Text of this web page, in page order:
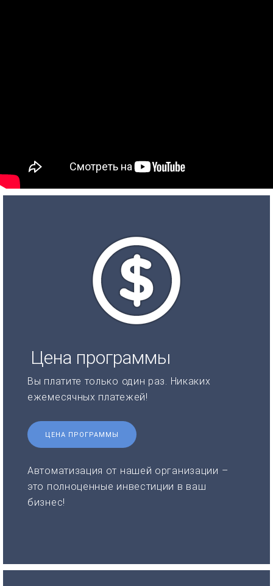
Цена программы
Вы платите только один раз. Никаких
ежемесячных платежей!
ЦЕНА ПРОГРАММЫ
Автоматизация от нашей организации –
это полноценные инвестиции в ваш
бизнес!